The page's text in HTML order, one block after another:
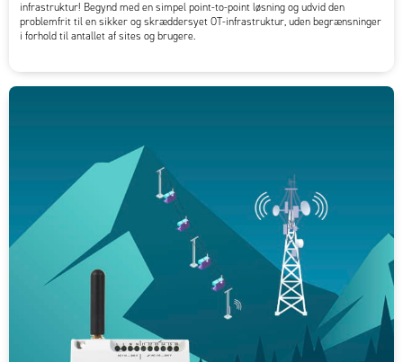
infrastruktur! Begynd med en simpel point-to-point løsning og udvid den
problemfrit til en sikker og skræddersyet OT-infrastruktur, uden begrænsninger
i forhold til antallet af sites og brugere.